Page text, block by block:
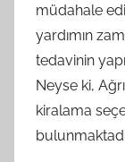
müdahale
yardımın
tedavinin
Neyse ki,
kiralama